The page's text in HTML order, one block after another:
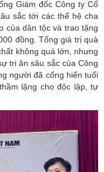
Giám đốc Công ty Cổ
sắc tới các thế hệ cha
của dân tộc và trao tặng
đồng. Tổng giá trị quà
không quá lớn, nhưng
tri ân sâu sắc của Công
người đã cống hiến tuổi
lặng cho độc lập, tự